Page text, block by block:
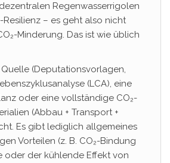
Regenwasserrigolen
Resilienz – es geht also nicht
Minderung. Das ist wie üblich
(Deputationsvorlagen,
(LCA), eine
oder eine vollständige CO₂-
(Abbau + Transport +
Es gibt lediglich allgemeines
Vorteilen (z. B. CO₂-Bindung
oder der kühlende Effekt von